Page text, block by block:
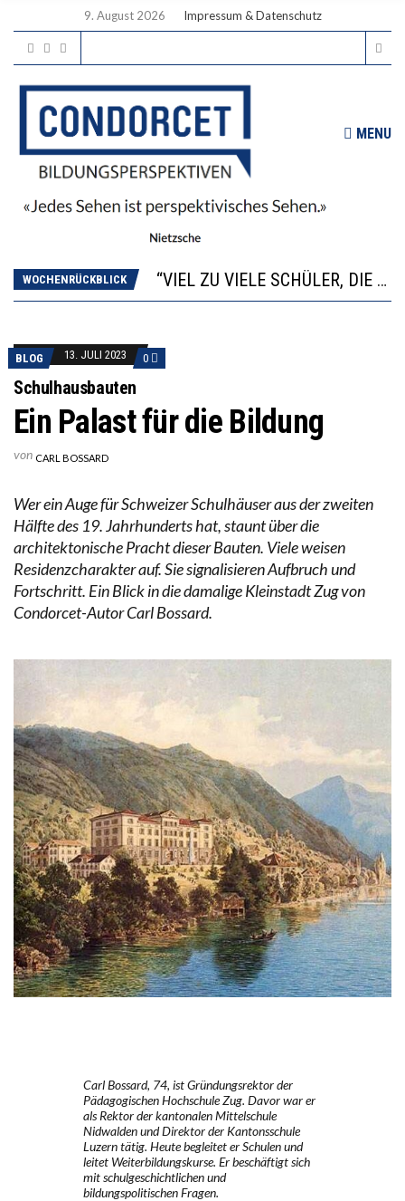
9. August 2026 Impressum & Datenschutz
MENU
WOCHENRÜCKBLICK
DIE GANZE HILFLOSIGKEIT DES BILDUNGSBÜRGERTUMS
WORAUS WÄCHST, WAS KINDER TRÄGT
BLOG 13. JULI 2023 0
Schulhausbauten
Ein Palast für die Bildung
von CARL BOSSARD
Wer ein Auge für Schweizer Schulhäuser aus der zweiten
Hälfte des 19. Jahrhunderts hat, staunt über die
architektonische Pracht dieser Bauten. Viele weisen
Residenzcharakter auf. Sie signalisieren Aufbruch und
Fortschritt. Ein Blick in die damalige Kleinstadt Zug von
Condorcet-Autor Carl Bossard.
Carl Bossard, 74, ist Gründungsrektor der
Pädagogischen Hochschule Zug. Davor war er
als Rektor der kantonalen Mittelschule
Nidwalden und Direktor der Kantonsschule
Luzern tätig. Heute begleitet er Schulen und
leitet Weiterbildungskurse. Er beschäftigt sich
mit schulgeschichtlichen und
bildungspolitischen Fragen.